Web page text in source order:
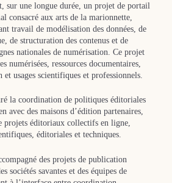
sur une longue durée, un projet de portail
consacré aux arts de la marionnette,
travail de modélisation des données, de
de structuration des contenus et de
nationales de numérisation. Ce projet
numérisées, ressources documentaires,
et usages scientifiques et professionnels.
la coordination de politiques éditoriales
avec des maisons d’édition partenaires,
projets éditoriaux collectifs en ligne,
éditoriales et techniques.
des projets de publication
sociétés savantes et des équipes de